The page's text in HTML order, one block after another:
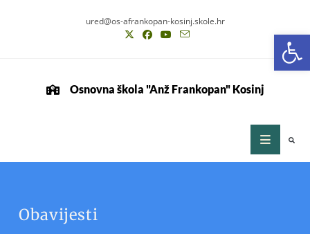
ured@os-afrankopan-kosinj.skole.hr
Osnovna škola "Anž Frankopan" Kosinj
Obavijesti